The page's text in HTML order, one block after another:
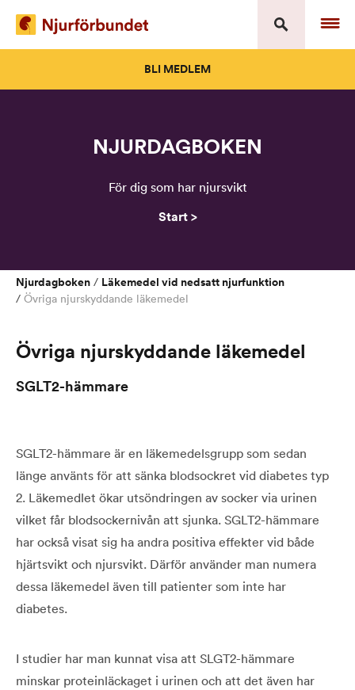
content
BLI MEDLEM
NJURDAGBOKEN
För dig som har njursvikt
Start >
Njurdagboken / Läkemedel vid nedsatt njurfunktion
/ Övriga njurskyddande läkemedel
Övriga njurskyddande läkemedel
SGLT2-hämmare
SGLT2-hämmare är en läkemedelsgrupp som sedan
länge använts för att sänka blodsockret vid diabetes typ
2. Läkemedlet ökar utsöndringen av socker via urinen
vilket får blodsockernivån att sjunka. SGLT2-hämmare
har också visat sig ha andra positiva effekter vid både
hjärtsvikt och njursvikt. Därför använder man numera
dessa läkemedel även till patienter som inte har
diabetes.
I studier har man kunnat visa att SLGT2-hämmare
minskar proteinläckaget i urinen och att det även har